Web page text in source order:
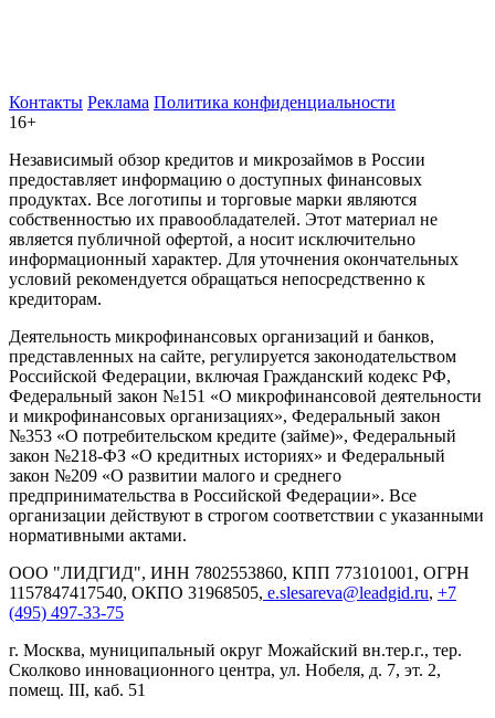
Контакты Реклама Политика конфиденциальности
16+
Независимый обзор кредитов и микрозаймов в России
предоставляет информацию о доступных финансовых
продуктах. Все логотипы и торговые марки являются
собственностью их правообладателей. Этот материал не
является публичной офертой, а носит исключительно
информационный характер. Для уточнения окончательных
условий рекомендуется обращаться непосредственно к
кредиторам.
Деятельность микрофинансовых организаций и банков,
представленных на сайте, регулируется законодательством
Российской Федерации, включая Гражданский кодекс РФ,
Федеральный закон №151 «О микрофинансовой деятельности
и микрофинансовых организациях», Федеральный закон
№353 «О потребительском кредите (займе)», Федеральный
закон №218-ФЗ «О кредитных историях» и Федеральный
закон №209 «О развитии малого и среднего
предпринимательства в Российской Федерации». Все
организации действуют в строгом соответствии с указанными
нормативными актами.
ООО "ЛИДГИД", ИНН 7802553860, КПП 773101001, ОГРН
1157847417540, ОКПО 31968505, e.slesareva@leadgid.ru, +7
(495) 497-33-75
г. Москва, муниципальный округ Можайский вн.тер.г., тер.
Сколково инновационного центра, ул. Нобеля, д. 7, эт. 2,
помещ. III, каб. 51